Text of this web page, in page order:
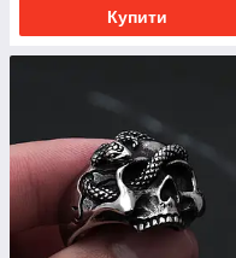
Купити